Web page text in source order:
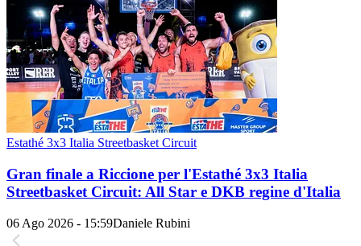
Estathé 3x3 Italia Streetbasket Circuit
Gran finale a Riccione per l'Estathé 3x3 Italia
Streetbasket Circuit: All Star e DKB regine d'Italia
06 Ago 2026 - 15:59Daniele Rubini